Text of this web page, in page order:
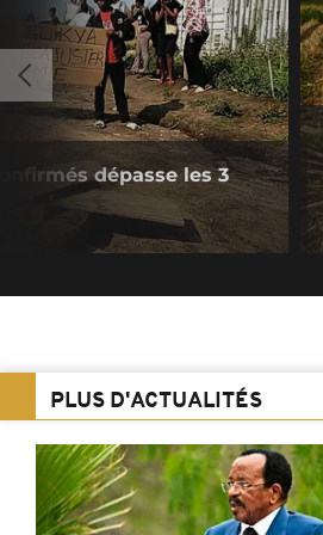
dépasse les 3
PLUS D'ACTUALITÉS